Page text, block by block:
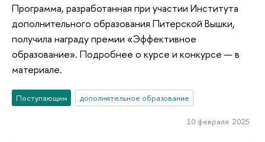
Программа, разработанная при участии Института
дополнительного образования Питерской Вышки,
получила награду премии «Эффективное
образование». Подробнее о курсе и конкурсе — в
материале.
Поступающим дополнительное образование
10 февраля 2025